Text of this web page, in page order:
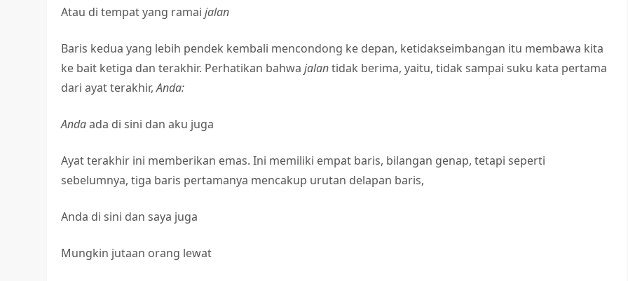
Atau di tempat yang ramaijalan
Baris kedua yang lebih pendek kembali mencondong ke depan, ketidakseimbangan itu membawa kita
ke bait ketiga dan terakhir. Perhatikan bahwajalantidak berima, yaitu, tidak sampai suku kata pertama
dari ayat terakhir,Anda:
Andaada di sini dan aku juga
Ayat terakhir ini memberikan emas. Ini memiliki empat baris, bilangan genap, tetapi seperti
sebelumnya, tiga baris pertamanya mencakup urutan delapan baris,
Anda di sini dan saya juga
Mungkin jutaan orang lewat